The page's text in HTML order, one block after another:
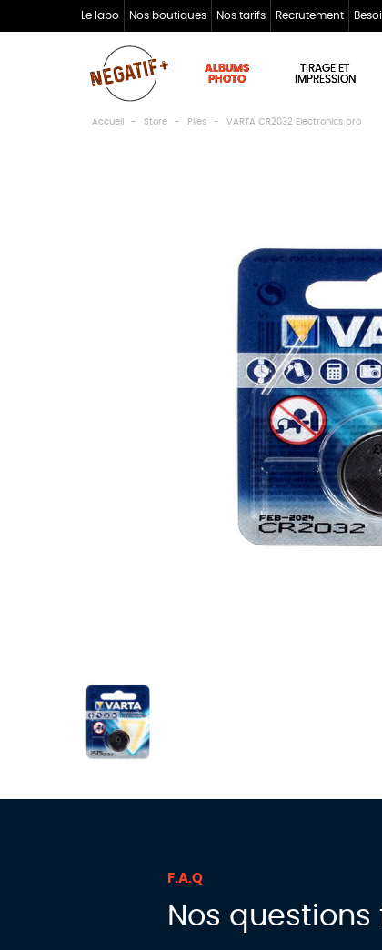
Le labo Nos boutiques Nos tarifs Recrutement
ALBUMS
PHOTO
TIRAGE ET
IMPRESSION
Accueil Store Piles VARTA CR2032 Electronics pro
F.A.Q
Nos